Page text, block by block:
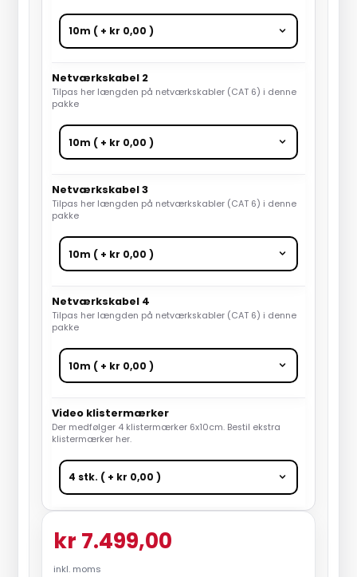
Netværkskabel 2
Tilpas her længden på netværkskabler (CAT 6) i denne
pakke
Netværkskabel 3
Tilpas her længden på netværkskabler (CAT 6) i denne
pakke
Netværkskabel 4
Tilpas her længden på netværkskabler (CAT 6) i denne
pakke
Video klistermærker
Der medfølger 4 klistermærker 6x10cm. Bestil ekstra
klistermærker her.
kr 7.499,00
inkl. moms